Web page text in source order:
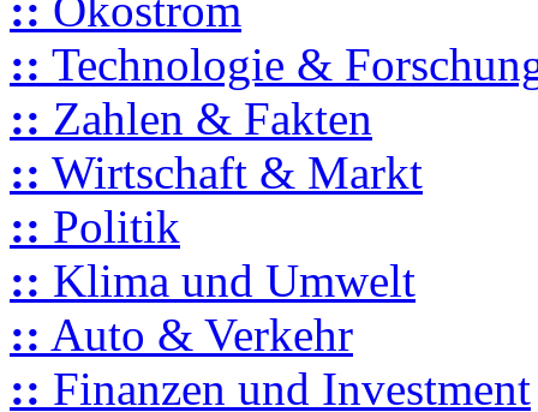
:: Technologie &
:: Zahlen & Fakten
:: Wirtschaft & Markt
:: Politik
:: Klima und Umwelt
:: Auto & Verkehr
:: Finanzen und Investment